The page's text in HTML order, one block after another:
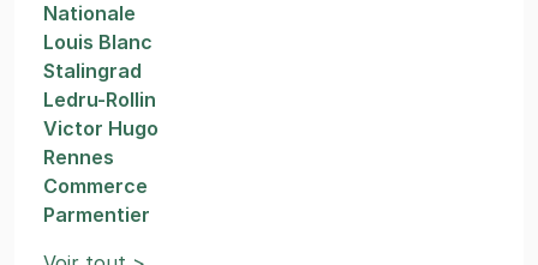
Nationale
Louis Blanc
Stalingrad
Ledru-Rollin
Victor Hugo
Rennes
Commerce
Parmentier